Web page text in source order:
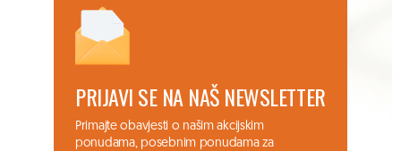
PRIJAVI SE NA NAŠ NEWSLETTER
Primajte obavjesti o našim akcijskim
ponudama, posebnim ponudama za